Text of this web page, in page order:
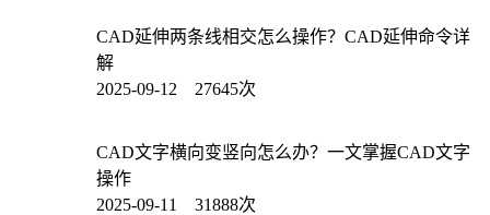
CAD延伸两条线相交怎么操作？CAD延伸命令详
解
2025-09-12 27645次
CAD文字横向变竖向怎么办？一文掌握CAD文字
操作
2025-09-11 31888次